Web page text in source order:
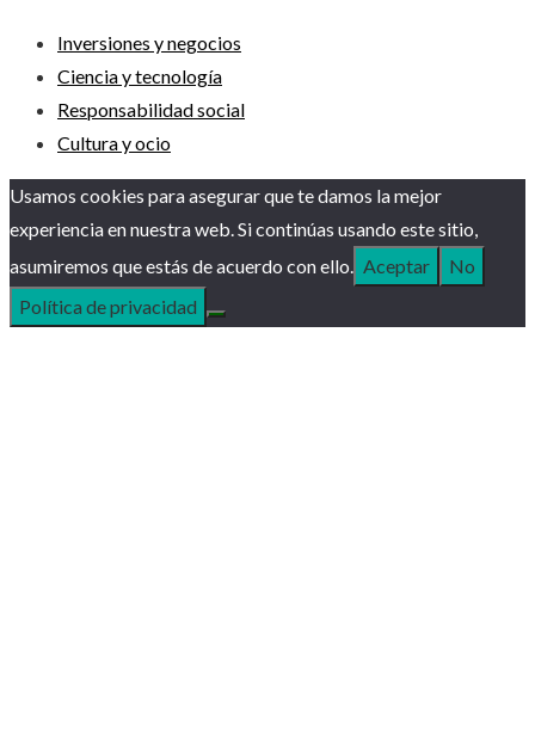
Inversiones y negocios
Ciencia y tecnología
Responsabilidad social
Cultura y ocio
Usamos cookies para asegurar que te damos la mejor
experiencia en nuestra web. Si continúas usando este sitio,
asumiremos que estás de acuerdo con ello. Aceptar
No
Política de privacidad